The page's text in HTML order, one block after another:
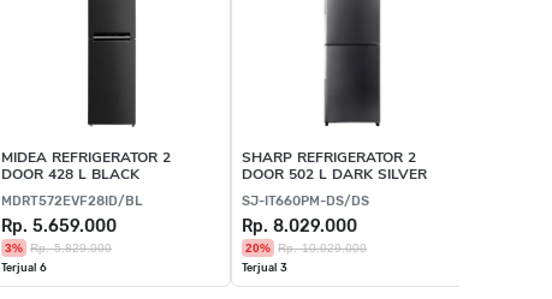
MIDEA REFRIGERATOR 2
DOOR 428 L BLACK
MDRT572EVF28ID/BL
Rp. 5.659.000
3% Rp. 5.829.000
Terjual 6
SHARP REFRIGERATOR 2
DOOR 502 L DARK SILVER
SJ-IT660PM-DS/DS
Rp. 8.029.000
20% Rp. 10.029.000
Terjual 3